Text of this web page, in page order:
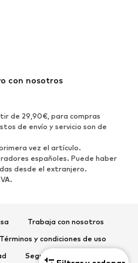
Botines
Botas
Zapatillas de casa
con nosotros
de 29,90€, para compras
de envío y servicio son de
vez el artículo.
españoles. Puede haber
desde el extranjero.
Trabaja con nosotros
Términos y condiciones de uso
Seguridad del producto